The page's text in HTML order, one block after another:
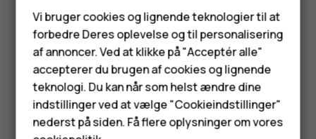
Smartphones
Feature-telefoner
Tilbehør
HMD Terra M
slå Wi-Fi til for at forbedre positionsbestemmelsens
nøjagtighed.
Vi bruger cookies og lignende teknologier til at
forbedre Deres oplevelse og til personalisering
af annoncer. Ved at klikke på "Acceptér alle"
accepterer du brugen af cookies og lignende
teknologi. Du kan når som helst ændre dine
indstillinger ved at vælge "Cookieindstillinger"
nederst på siden. Få flere oplysninger om vores